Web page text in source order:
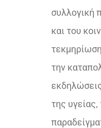
συλλογική
και του
την
της